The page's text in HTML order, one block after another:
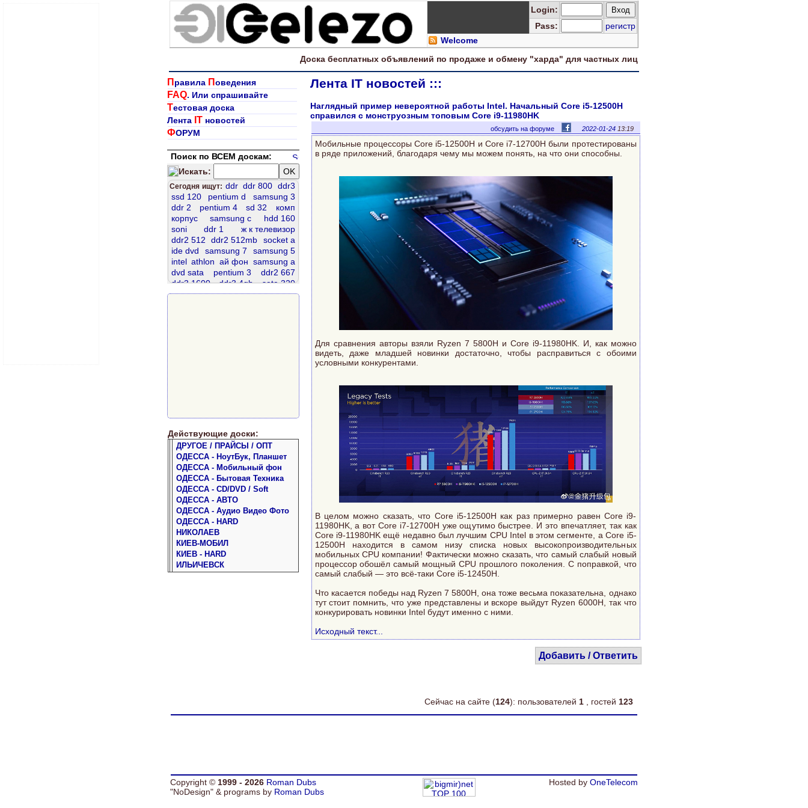
Login:
Pass:
регистр
Welcome
Доска бесплатных объявлений по продаже и обмену "харда" для частных лиц
П равила Поведения
FAQ. Или спрашивайте
Тестовая доска
Лента ITновостей
ФОРУМ
Поиск по ВСЕМ доскам:
Искать:
Сегодня ищут: ddr ddr 800 ddr3
ssd 120
pentium d
samsung 3
ddr 2
pentium 4 sd 32
комп
корпус
samsung c
hdd 160
soni
ddr 1
ж к телевизор
ddr2 512
ddr2 512mb
socket а
ide dvd
samsung 7
samsung 5
intel athlon ай фон samsung a
dvd sata
pentium 3
ddr2 667
ddr3 1600
ddr3 4gb
sata 320
ddr2
ddr 8gb ddr 4
ddr 2gb
Действующие доски:
ДРУГОЕ / ПРАЙСЫ / ОПТ
ОДЕССА - НоутБук, Планшет
ОДЕССА - Мобильный фон
ОДЕССА - Бытовая Техника
ОДЕССА - CD/DVD / Soft
ОДЕССА - АВТО
ОДЕССА - Аудио Видео Фото
ОДЕССА - HARD
НИКОЛАЕВ
КИЕВ-МОБИЛ
КИЕВ - HARD
ИЛЬИЧЕВСК
Лента IT новостей :::
Наглядный пример невероятной работы Intel. Начальный Core i5-12500H
справился с монструозным топовым Core i9-11980HK
обсудить на форуме 2022-01-2413:19
Мобильные процессоры Core i5-12500H и Core i7-12700H были протестированы
в ряде приложений, благодаря чему мы можем понять, на что они способны.
Для сравнения авторы взяли Ryzen 7 5800H и Core i9-11980HK. И, как можно
видеть, даже младшей новинки достаточно, чтобы расправиться с обоими
условными конкурентами.
В целом можно сказать, что Core i5-12500H как раз примерно равен Core i9-
11980HK, а вот Core i7-12700H уже ощутимо быстрее. И это впечатляет, так как
Core i9-11980HK ещё недавно был лучшим CPU Intel в этом сегменте, а Core i5-
12500H находится в самом низу списка новых высокопроизводительных
мобильных CPU компании! Фактически можно сказать, что самый слабый новый
процессор обошёл самый мощный CPU прошлого поколения. С поправкой, что
самый слабый — это всё-таки Core i5-12450H.
Что касается победы над Ryzen 7 5800H, она тоже весьма показательна, однако
тут стоит помнить, что уже представлены и вскоре выйдут Ryzen 6000H, так что
конкурировать новинки Intel будут именно с ними.
Исходный текст...
Добавить / Ответить
Сейчас на сайте (124): пользователей 1 , гостей 123
Copyright © 1999 - 2026 Roman Dubs
"NoDesign" & programs by Roman Dubs
Hosted by OneTelecom